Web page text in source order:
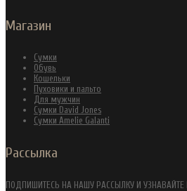
Магазин
Сумки
Обувь
Кошельки
Пуховики и пальто
Для мужчин
Сумки David Jones
Сумки Amelie Galanti
Рассылка
ПОДПИШИТЕСЬ НА НАШУ РАССЫЛКУ И